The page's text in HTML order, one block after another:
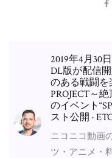
2019年4月30
DL版が配信
のある戦闘を
PROJECT～
のイベント
スト公開 ·
ニコニコ動画
ツ・アニメ・